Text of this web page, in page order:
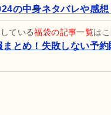
の中身ネタバレや感想
ている福袋の記事一覧はこ
とめ！失敗しない予